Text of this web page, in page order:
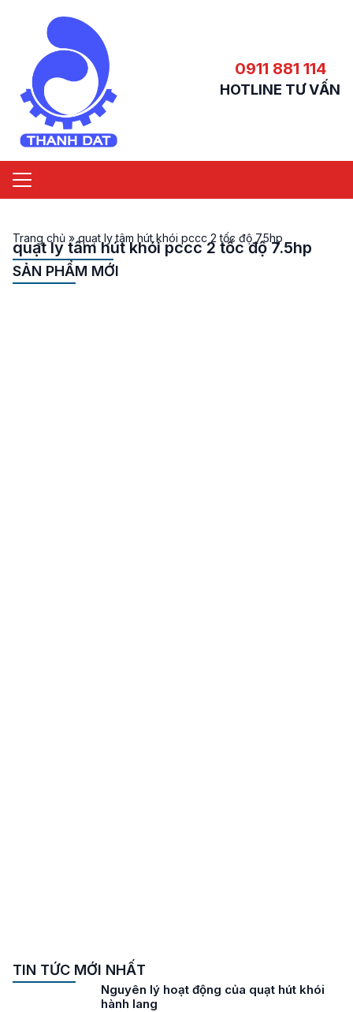
0911 881 114
HOTLINE TƯ VẤN
Trang chủ »quạt ly tâm hút khói pccc 2 tốc độ 7.5hp
quạt ly tâm hút khói pccc 2 tốc độ 7.5hp
SẢN PHẨM MỚI
TIN TỨC MỚI NHẤT
Nguyên lý hoạt động của quạt hút khói
hành lang